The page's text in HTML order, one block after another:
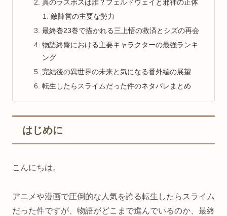
真のラスボスは誰？フェルドウェイと邪神の正体
敵陣営の主要な勢力
最終巻23巻で描かれる三上悟の救済とシズの再会
物語終盤における主要キャラクターの最強ランキ
ング
完結後の異世界の未来と気になる番外編の展望
転生したらスライムだった件のネタバレまとめ
はじめに
こんにちは。
アニメや漫画で圧倒的な人気を誇る転生したらスライム
だった件ですが、物語がどこまで進んでいるのか、最終